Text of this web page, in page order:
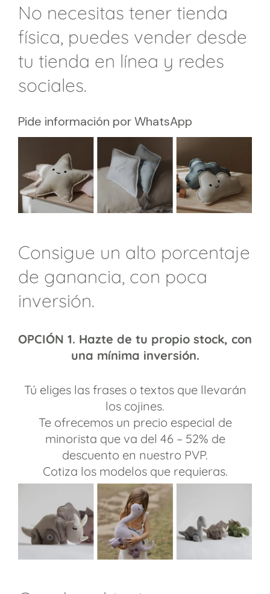
No necesitas tener tienda
física, puedes vender desde
tu tienda en línea y redes
sociales.
Pide información por WhatsApp
Consigue un alto porcentaje
de ganancia, con poca
inversión.
OPCIÓN 1. Hazte de tu propio stock, con
una mínima inversión.
Tú eliges las frases o textos que llevarán
los cojines.
Te ofrecemos un precio especial de
minorista que va del 46 – 52% de
descuento en nuestro PVP.
Cotiza los modelos que requieras.